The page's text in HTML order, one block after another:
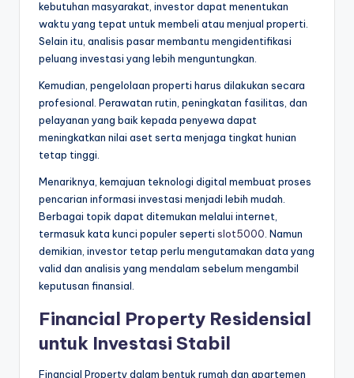
kebutuhan masyarakat, investor dapat menentukan
waktu yang tepat untuk membeli atau menjual properti.
Selain itu, analisis pasar membantu mengidentifikasi
peluang investasi yang lebih menguntungkan.
Kemudian, pengelolaan properti harus dilakukan secara
profesional. Perawatan rutin, peningkatan fasilitas, dan
pelayanan yang baik kepada penyewa dapat
meningkatkan nilai aset serta menjaga tingkat hunian
tetap tinggi.
Menariknya, kemajuan teknologi digital membuat proses
pencarian informasi investasi menjadi lebih mudah.
Berbagai topik dapat ditemukan melalui internet,
termasuk kata kunci populer seperti slot5000. Namun
demikian, investor tetap perlu mengutamakan data yang
valid dan analisis yang mendalam sebelum mengambil
keputusan finansial.
Financial Property Residensial
untuk Investasi Stabil
Financial Property dalam bentuk rumah dan apartemen